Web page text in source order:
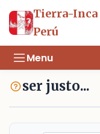
Tierra-Inca
Perú
Menu
ser justo...